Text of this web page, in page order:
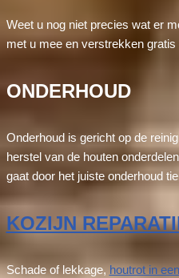
Weet u nog niet precies wat er
met u mee en verstrekken gratis
ONDERHOUD
Onderhoud is gericht op de
herstel van de houten
gaat door het juiste onderhoud
KOZIJN
Schade of lekkage, houtrot in